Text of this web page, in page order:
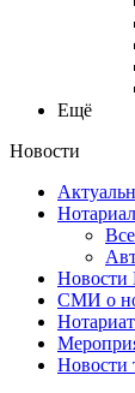
Ещё
Новости
Новости
СМИ о
Новости